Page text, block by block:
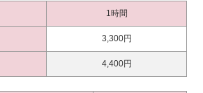
1時間
3,300円
4,400円